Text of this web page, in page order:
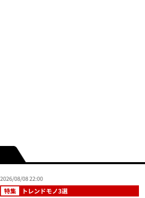
2026/08/08 22:00
特集 トレンドモノ3選